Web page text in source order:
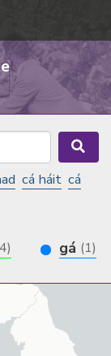
cá háit cá
gá (1)